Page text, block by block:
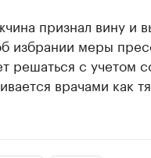
признал вину и
избрании меры
решаться с учетом
врачами как